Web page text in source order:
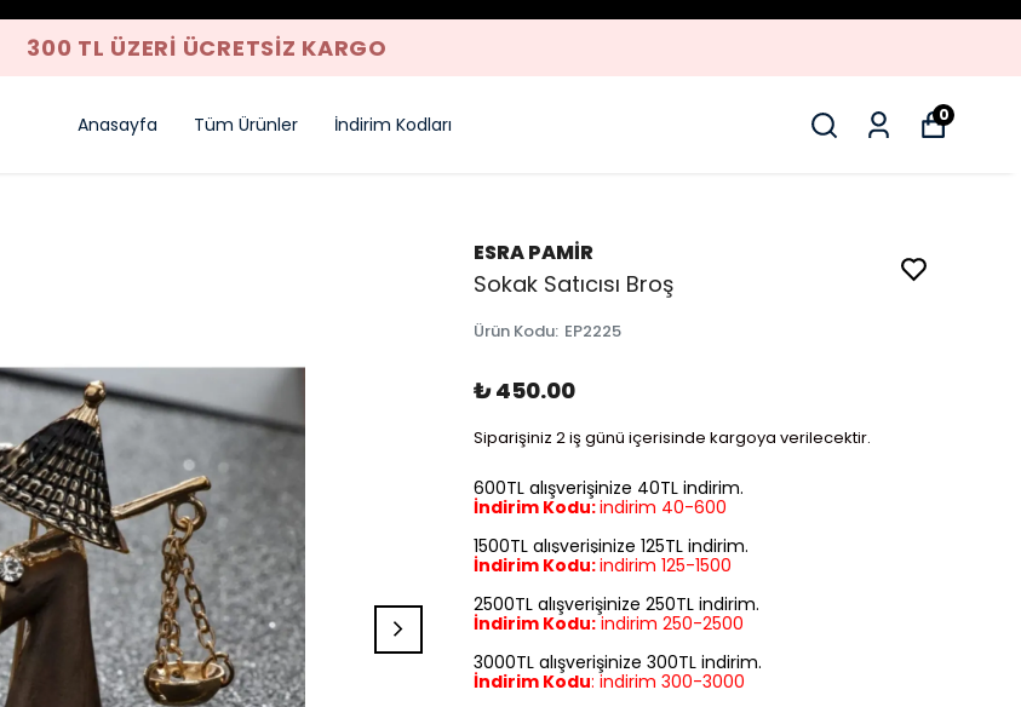
YENI SEZON ÜRÜNLER
Anasayfa Tüm Ürünler İndirim Kodları 0
ESRA PAMİR
Sokak Satıcısı Broş
Ürün Kodu: EP2225
₺ 450.00
Siparişiniz 2 iş günü içerisinde kargoya verilecektir.
600TL alışverişinize 40TL indirim.
İndirim Kodu:indirim 40-600
1500TL alışverişinize 125TL indirim.
İndirim Kodu:indirim 125-1500
2500TL alışverişinize 250TL indirim.
İndirim Kodu: indirim 250-2500
3000TL alışverişinize 300TL indirim.
İndirim Kodu: indirim 300-3000